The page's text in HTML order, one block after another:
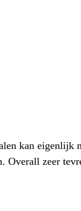
kan eigenlijk
Overall zeer